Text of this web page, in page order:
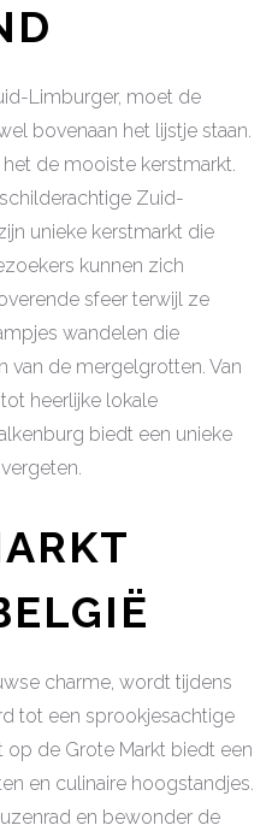
Limburger, moet de
bovenaan het lijstje staan.
de mooiste kerstmarkt.
Zuid-
unieke kerstmarkt die
kunnen zich
sfeer terwijl ze
wandelen die
van de mergelgrotten. Van
heerlijke lokale
biedt een unieke
charme, wordt tijdens
tot een sprookjesachtige
de Grote Markt biedt een
en culinaire hoogstandjes.
en bewonder de